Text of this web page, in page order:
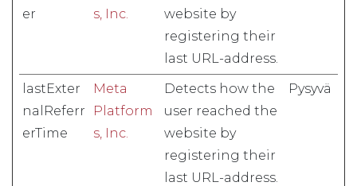
er
s, Inc.
website by
registering their
last URL-address.
lastExter
nalReferr
erTime
Meta
Platform
s, Inc.
Detects how the
user reached the
website by
registering their
last URL-address.
Pysyvä